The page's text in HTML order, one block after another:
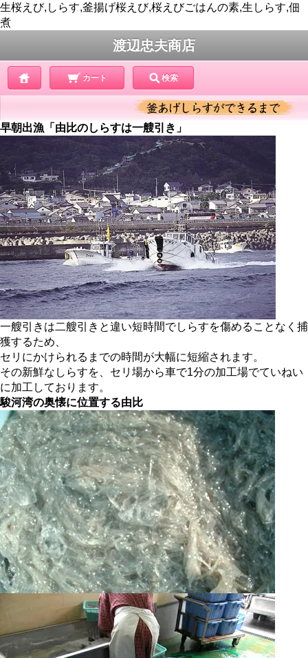
生桜えび,しらす,釜揚げ桜えび,桜えびごはんの素,生しらす,佃
煮
渡辺忠夫商店
カート 検索
早朝出漁「由比のしらすは一艘引き」
一艘引きは二艘引きと違い短時間でしらすを傷めることなく捕
獲するため、
セリにかけられるまでの時間が大幅に短縮されます。
その新鮮なしらすを、セリ場から車で1分の加工場でていねい
に加工しております。
駿河湾の奥懐に位置する由比